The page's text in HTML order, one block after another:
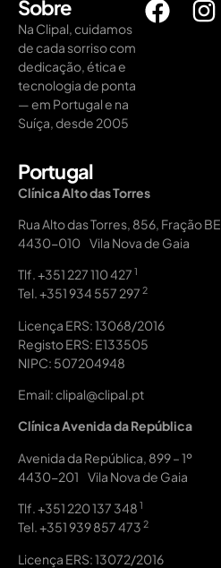
Sobre
Na Clipal, cuidamos
de cada sorriso com
dedicação, ética e
tecnologia de ponta
— em Portugal e na
Suíça, desde 2005
Portugal
Clínica Alto das Torres
Rua Alto das Torres, 856, Fração BE
4430-010 Vila Nova de Gaia
Tlf.+351 227 110 427 1
Tel.+351 934 557 297 2
Licença ERS: 13068/2016
Registo ERS: E133505
NIPC: 507204948
Email: clipal@clipal.pt
Clínica Avenida da República
Avenida da República, 899 – 1º
4430-201 Vila Nova de Gaia
Tlf.+351 220 137 348 1
Tel.+351 939 857 473 2
Licença ERS: 13072/2016